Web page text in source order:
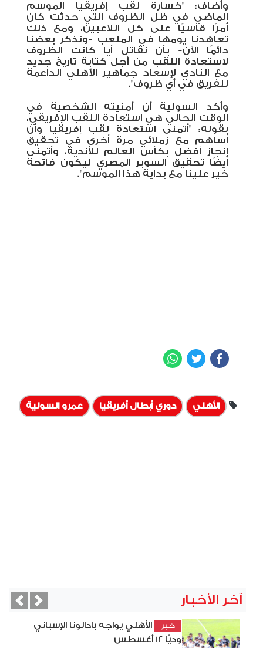
وأضاف: "خسارة لقب إفريقيا الموسم
الماضي في ظل الظروف التي حدثت كان
أمرًا قاسيًا على كل اللاعبين، ومع ذلك
تعاهدنا يومها في الملعب -ونذكر بعضنا
دائمًا الآن- بأن نقاتل أيا كانت الظروف
لاستعادة اللقب من أجل كتابة تاريخ جديد
مع النادي لإسعاد جماهير الأهلي الداعمة
للفريق في أي ظروف".
وأكد السولية أن أمنيته الشخصية في
الوقت الحالي هي استعادة اللقب الإفريقي،
بقوله: "أتمنى استعادة لقب إفريقيا وأن
أساهم مع زملائي مرة أخرى في تحقيق
إنجاز أفضل بكأس العالم للأندية، وأتمنى
أيضًا تحقيق السوبر المصري ليكون فاتحة
خير علينا مع بداية هذا الموسم".
Facebook
Twitter
الأهلي دوري أبطال أفريقيا عمرو السولية
آخر الأخبار
خبر
الأهلي يواجه بادالونا الإسباني
وديًّا 12 أغسطس
Next